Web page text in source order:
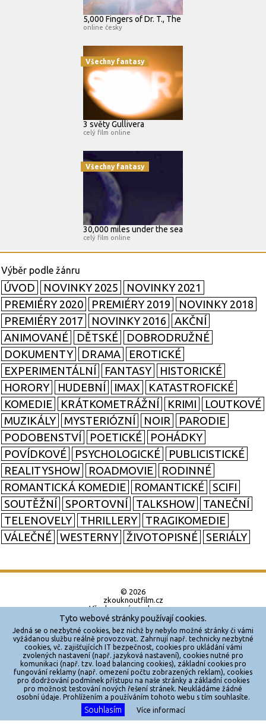
5,000 Fingers of Dr. T., The
online česky
Všechny fantasy
3 světy Gullivera
celý film online
Všechny fantasy
30,000 miles under the sea
celý film online
ÚVOD NOVINKY 2025
NOVINKY 2021
PREMIÉRY 2020
PREMIÉRY 2019
NOVINKY 2018
PREMIÉRY 2017
NOVINKY 2016
AKČNÍ
ANIMOVANÉ
DĚTSKÉ
DOBRODRUŽNÉ
DOKUMENTY
DRAMA
EROTICKÉ
EXPERIMENTÁLNÍ
FANTASY
HISTORICKÉ
HORORY
HUDEBNÍ IMAX
KATASTROFICKÉ
KOMEDIE
KRÁTKOMETRÁŽNÍ KRIMI
LOUTKOVÉ
MUZIKÁLY
MYSTERIÓZNÍ NOIR
PARODIE
PODOBENSTVÍ
POETICKÉ
POHÁDKY
POVÍDKOVÉ
PSYCHOLOGICKÉ
PUBLICISTICKÉ
REALITYSHOW
ROADMOVIE
RODINNÉ
ROMANTICKÁ KOMEDIE
ROMANTICKÉ
SCIFI
SOUTĚŽNÍ
SPORTOVNÍ TALKSHOW
TANEČNÍ
TELENOVELY
THRILLERY
TRAGIKOMEDIE
VÁLEČNÉ
WESTERNY ŽIVOTOPISNÉ SERIÁLY
© 2026
zkouknoutfilm.cz
Všechna práva vyhrazena.
Powered by
Reklama
Sítě
Redakce
Jakékoliv užití obsahu je bez souhlasu provozovatele zakázáno.
Tyto webové stránky používají cookies.
Jedná se o nezbytné cookies, bez nichž by nebylo možné stránky či vámi
vyžádanou službu reálně provozovat. Zahrnují např. technicky nezbytné
cookies, vč. zajišťujících IT bezpečnost, cookies pro ukládání vámi
zvolených nastavení (např. jazyková nastavení), cookies nutné pro
komunikaci (např. tzv. load balancing cookies), základní cookies pro
fungování reklamy (např. omezení počtu zobrazených reklam), cookies
pro dodržování podmínek přístupu na naše stránky a základní cookies
pro možnost testování nových řešení stránek. Neukládáme žádné
osobní údaje. Prohlížením a používáním tohoto webu s tím souhlasíte.
Souhlasím Více informací